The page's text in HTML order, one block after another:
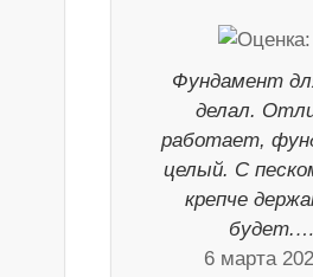
Фундамент
делал.
работает,
целый. С
крепче
будет.…
6 марта